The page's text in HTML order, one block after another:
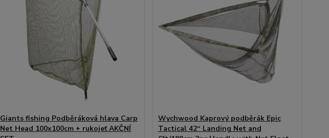
Giants fishing Podběráková hlava Carp
Net Head 100x100cm + rukojeť AKČNÍ
Wychwood Kaprový podběrák Epic
Tactical 42“ Landing Net and